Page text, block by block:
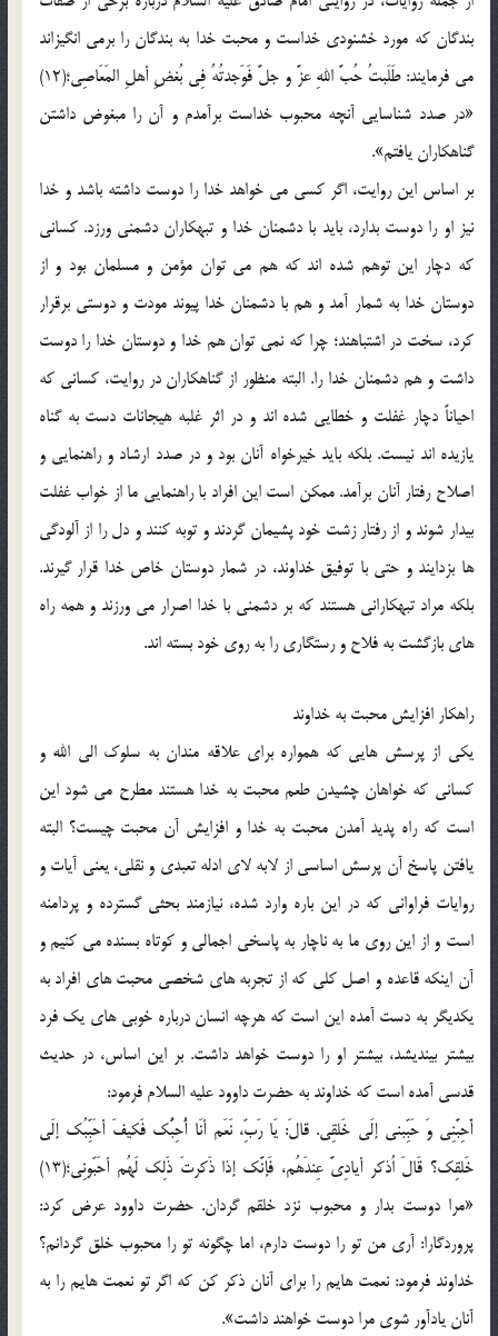
بندگان که مورد خشنودی خداست و محبت خدا به بندگان را برمی انگیزاند
می فرمایند: طَلَبتُ حُبَّ اللهِ عزَّ و جلَّ فَوَجدتُهُ فِی بُغضِ أهلِ المَعَاصِی؛(12)
«در صدد شناسایی آنچه محبوب خداست برآمدم و آن را مبغوض داشتن
گناهکاران یافتم».
بر اساس این روایت، اگر کسی می خواهد خدا را دوست داشته باشد و خدا
نیز او را دوست بدارد، باید با دشمنان خدا و تبهکاران دشمنی ورزد. کسانی
که دچار این توهم شده اند که هم می توان مؤمن و مسلمان بود و از
دوستان خدا به شمار آمد و هم با دشمنان خدا پیوند مودت و دوستی برقرار
کرد، سخت در اشتباهند؛ چرا که نمی توان هم خدا و دوستان خدا را دوست
داشت و هم دشمنان خدا را. البته منظور از گناهکاران در روایت، کسانی که
احیاناً دچار غفلت و خطایی شده اند و در اثر غلبه هیجانات دست به گناه
یازیده اند نیست. بلکه باید خیرخواه آنان بود و در صدد ارشاد و راهنمایی و
اصلاح رفتار آنان برآمد. ممکن است این افراد با راهنمایی ما از خواب غفلت
بیدار شوند و از رفتار زشت خود پشیمان گردند و توبه کنند و دل را از آلودگی
ها بزدایند و حتی با توفیق خداوند، در شمار دوستان خاص خدا قرار گیرند.
بلکه مراد تبهکارانی هستند که بر دشمنی با خدا اصرار می ورزند و همه راه
های بازگشت به فلاح و رستگاری را به روی خود بسته اند.
راهکار افزایش محبت به خداوند
یکی از پرسش هایی که همواره برای علاقه مندان به سلوک الی الله و
کسانی که خواهان چشیدن طعم محبت به خدا هستند مطرح می شود این
است که راه پدید آمدن محبت به خدا و افزایش آن محبت چیست؟ البته
یافتن پاسخ آن پرسش اساسی از لابه لای ادله تعبدی و نقلی، یعنی آیات و
روایات فراوانی که در این باره وارد شده، نیازمند بحثی گسترده و پردامنه
است و از این روی ما به ناچار به پاسخی اجمالی و کوتاه بسنده می کنیم و
آن اینکه قاعده و اصل کلی که از تجربه های شخصی محبت های افراد به
یکدیگر به دست آمده این است که هرچه انسان درباره خوبی های یک فرد
بیشتر بیندیشد، بیشتر او را دوست خواهد داشت. بر این اساس، در حدیث
قدسی آمده است که خداوند به حضرت داوود علیه السلام فرمود:
أَحِبَّنِی وَ حَبِّبنی إلَی خَلقِی. قالَ: یَا رَبِّ، نَعَم أنَا أُحِبُّک فَکیفَ أحَبِّبُک إلَی
خَلقِک؟ قَالَ اُذکر أیادِیَّ عِندَهُم، فَإنَّک إذا ذَکرتَ ذَلِک لَهُم أحَبّونِی؛(13)
«مرا دوست بدار و محبوب نزد خلقم گردان. حضرت داوود عرض کرد:
پروردگارا: آری من تو را دوست دارم، اما چگونه تو را محبوب خلق گردانم؟
خداوند فرمود: نعمت هایم را برای آنان ذکر کن که اگر تو نعمت هایم را به
آنان یادآور شوی مرا دوست خواهند داشت».